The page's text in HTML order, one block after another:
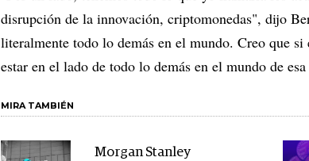
disrupción de la innovación, criptomonedas", dijo
literalmente todo lo demás en el mundo. Creo que si
estar en el lado de todo lo demás en el mundo de
MIRA TAMBIÉN
Morgan Stanley